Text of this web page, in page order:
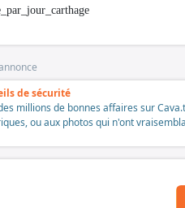
de sécurité
millions de bonnes affaires sur
ou aux photos qui n'ont